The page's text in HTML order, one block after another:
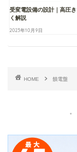
受変電設備の設計｜高圧
く解説
2023年10月9日
HOME 饋電盤